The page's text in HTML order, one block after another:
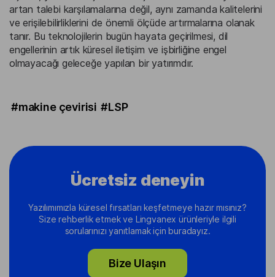
artan talebi karşılamalarına değil, aynı zamanda kalitelerini
ve erişilebilirliklerini de önemli ölçüde artırmalarına olanak
tanır. Bu teknolojilerin bugün hayata geçirilmesi, dil
engellerinin artık küresel iletişim ve işbirliğine engel
olmayacağı geleceğe yapılan bir yatırımdır.
#makine çevirisi #LSP
Ücretsiz deneyin
Yazılımımızla küresel fırsatları keşfetmeye hazır mısınız?
Size rehberlik etmek ve Lingvanex ürünleriyle ilgili
sorularınızı yanıtlamak için buradayız.
Bize Ulaşın